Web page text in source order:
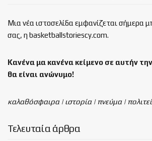
Μια νέα ιστοσελίδα εμφανίζεται σήμερα
σας, η basketballstoriescy.com.
Κανένα μα κανένα κείμενο σε αυτήν
θα είναι ανώνυμο!
καλαθόσφαιρα | ιστορία | πνεύμα |
Τελευταία άρθρα